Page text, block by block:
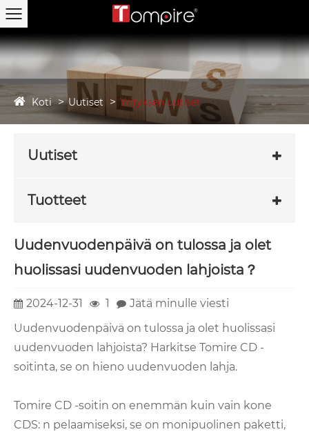
Koti Uutiset Yrityksen uutiset
Uutiset
Tuotteet
Uudenvuodenpäivä on tulossa ja olet
huolissasi uudenvuoden lahjoista？
2024-12-31 1
Jätä minulle viesti
Uudenvuodenpäivä on tulossa ja olet huolissasi
uudenvuoden lahjoista? Harkitse Tomire CD -
soitinta, se on hieno uudenvuoden lahja.
Tomire CD -soitin on enemmän kuin vain kone
CDS: n pelaamiseksi, se on monipuolinen paketti,